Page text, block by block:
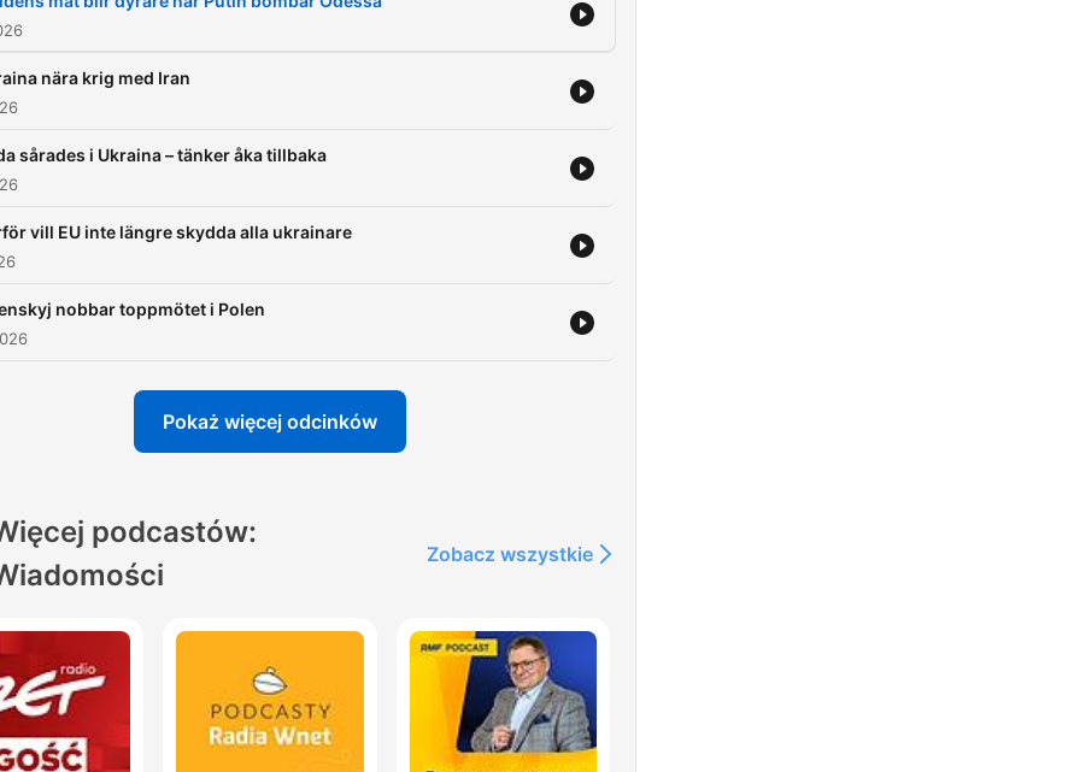
nära krig med Iran
sårades i Ukraina – tänker åka tillbaka
vill EU inte längre skydda alla ukrainare
nobbar toppmötet i Polen
Pokaż więcej odcinków
podcastów:
Zobacz wszystkie